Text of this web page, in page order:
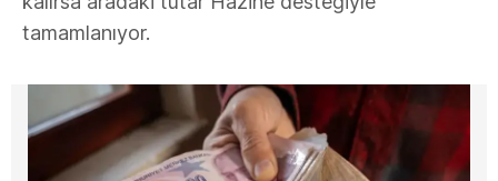
tamamlanıyor.